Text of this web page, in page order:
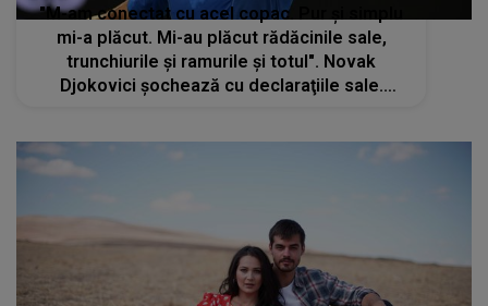
"M-am conectat cu acel copac. Pur şi simplu
mi-a plăcut. Mi-au plăcut rădăcinile sale,
trunchiurile şi ramurile şi totul". Novak
Djokovici şochează cu declaraţiile sale.